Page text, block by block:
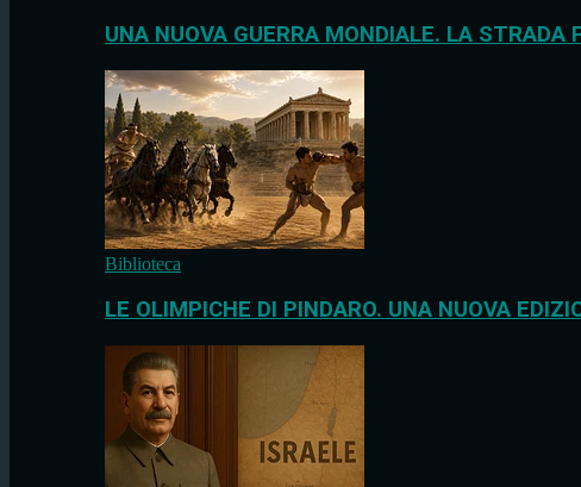
UNA NUOVA GUERRA MONDIALE. LA STRADA
Biblioteca
LE OLIMPICHE DI PINDARO. UNA NUOVA